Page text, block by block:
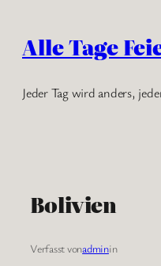
Inhalt
springen
Alle Tage
Jeder Tag wird anders,
Bolivien
Verfasst vonadminin